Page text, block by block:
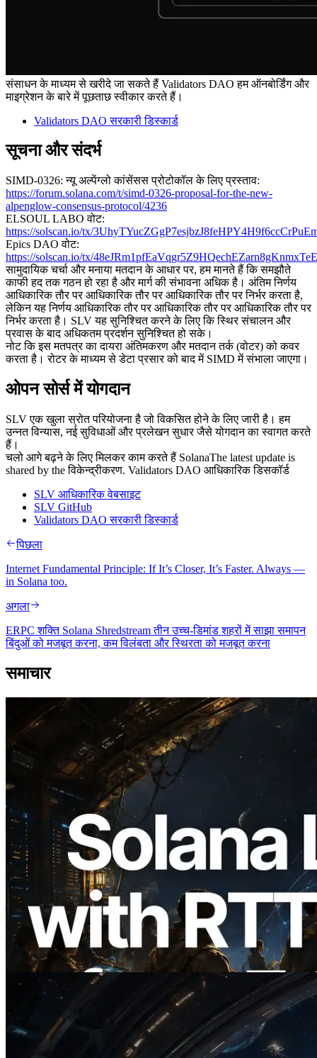
संसाधन के माध्यम से खरीदे जा सकते हैं Validators DAO हम ऑनबोर्डिंग और
माइग्रेशन के बारे में पूछताछ स्वीकार करते हैं।
Validators DAO सरकारी डिस्कार्ड
सूचना और संदर्भ
SIMD-0326: न्यू अल्पेंग्लो कांसेंसस प्रोटोकॉल के लिए प्रस्ताव:
https://forum.solana.com/t/simd-0326-proposal-for-the-new-
alpenglow-consensus-protocol/4236
ELSOUL LABO वोट:
https://solscan.io/tx/
Epics DAO वोट:
https://solscan.io/tx/
सामुदायिक चर्चा और मनाया मतदान के आधार पर, हम मानते हैं कि समझौते
काफी हद तक गठन हो रहा है और मार्ग की संभावना अधिक है। अंतिम निर्णय
आधिकारिक तौर पर आधिकारिक तौर पर आधिकारिक तौर पर निर्भर करता है,
लेकिन यह निर्णय आधिकारिक तौर पर आधिकारिक तौर पर आधिकारिक तौर पर
निर्भर करता है। SLV यह सुनिश्चित करने के लिए कि स्थिर संचालन और
प्रवास के बाद अधिकतम प्रदर्शन सुनिश्चित हो सके।
नोट कि इस मतपत्र का दायरा अंतिमकरण और मतदान तर्क (वोटर) को कवर
करता है। रोटर के माध्यम से डेटा प्रसार को बाद में SIMD में संभाला जाएगा।
ओपन सोर्स में योगदान
SLV एक खुला स्रोत परियोजना है जो विकसित होने के लिए जारी है। हम
उन्नत विन्यास, नई सुविधाओं और प्रलेखन सुधार जैसे योगदान का स्वागत करते
हैं।
चलो आगे बढ़ने के लिए मिलकर काम करते हैं SolanaThe latest update is
shared by the विकेन्द्रीकरण. Validators DAO आधिकारिक डिसकॉर्ड
SLV आधिकारिक वेबसाइट
SLV GitHub
Validators DAO सरकारी डिस्कार्ड
पिछला
Internet Fundamental Principle: If It’s Closer, It’s Faster. Always —
in Solana too.
अगला
ERPC शक्ति Solana Shredstream तीन उच्च-डिमांड शहरों में साझा समापन
बिंदुओं को मजबूत करना, कम विलंबता और स्थिरता को मजबूत करना
समाचार
2026.08.05
ERPC का Solana Leader Slot API अब 7
वैश्विक क्षेत्रों से ping मापता है — Validators
Information API भी लॉन्च
यह लेख पढ़ें